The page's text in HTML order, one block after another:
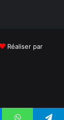
Réaliser par